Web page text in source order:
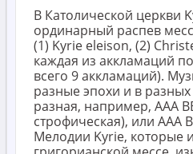
В Католической церкви
ординарный распев
(1) Kyrie eleison, (2)
каждая из аккламаций
всего 9 аккламаций).
разные эпохи и в
разная, например, AAA
строфическая), или AAA
Мелодии Kyrie, которые